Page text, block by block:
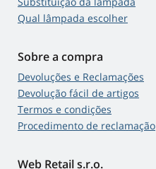
Qual lâmpada escolher
Sobre a compra
Devoluções e Reclamações
Devolução fácil de artigos
Termos e condições
Procedimento de reclamação
Web Retail s.r.o.